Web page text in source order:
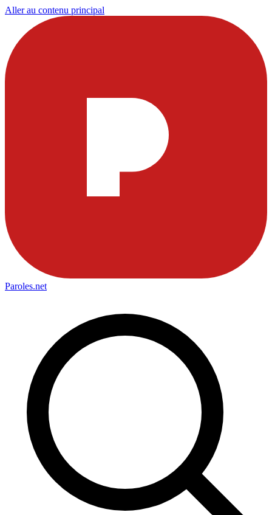
Aller au contenu principal
Paroles.net